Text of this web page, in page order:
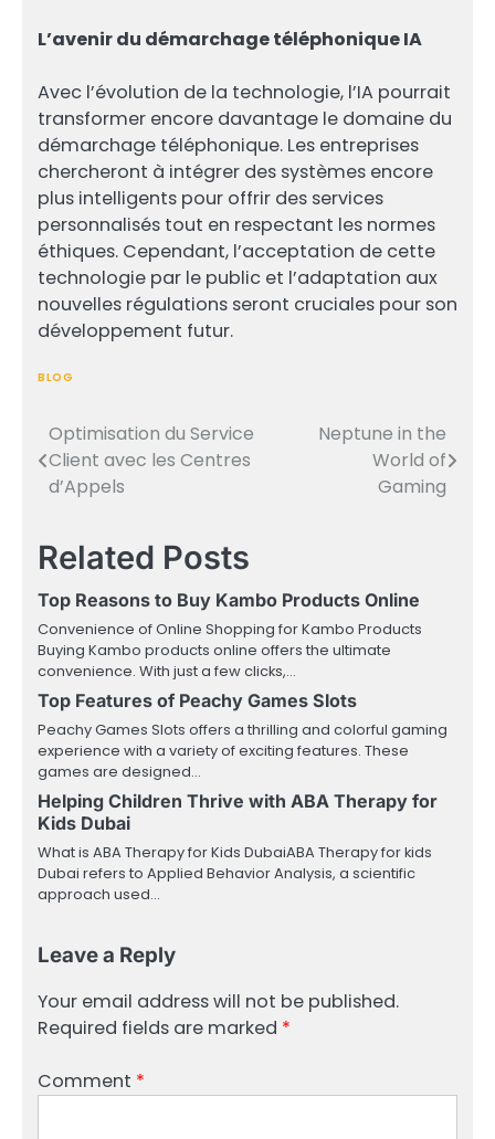
L’avenir du démarchage téléphonique IA
Avec l’évolution de la technologie, l’IA pourrait
transformer encore davantage le domaine du
démarchage téléphonique. Les entreprises
chercheront à intégrer des systèmes encore
plus intelligents pour offrir des services
personnalisés tout en respectant les normes
éthiques. Cependant, l’acceptation de cette
technologie par le public et l’adaptation aux
nouvelles régulations seront cruciales pour son
développement futur.
BLOG
Post
navigation
Optimisation du Service
Client avec les Centres
d’Appels
Neptune in the
World of
Gaming
Related Posts
Top Reasons to Buy Kambo Products Online
Convenience of Online Shopping for Kambo Products
Buying Kambo products online offers the ultimate
convenience. With just a few clicks,…
Top Features of Peachy Games Slots
Peachy Games Slots offers a thrilling and colorful gaming
experience with a variety of exciting features. These
games are designed…
Helping Children Thrive with ABA Therapy for
Kids Dubai
What is ABA Therapy for Kids DubaiABA Therapy for kids
Dubai refers to Applied Behavior Analysis, a scientific
approach used…
Leave a Reply
Your email address will not be published.
Required fields are marked *
Comment *